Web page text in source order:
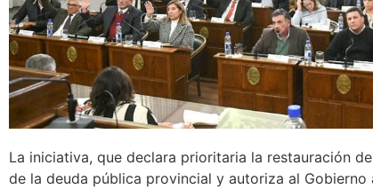
La iniciativa, que declara prioritaria la restauración
de la deuda pública provincial y autoriza al Gobierno